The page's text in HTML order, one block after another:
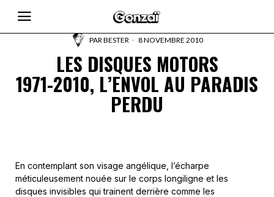
PARBESTER 8 NOVEMBRE 2010
LES DISQUES MOTORS
1971-2010, L’ENVOL AU PARADIS
PERDU
En contemplant son visage angélique, l’écharpe
méticuleusement nouée sur le corps longiligne et les
disques invisibles qui trainent derrière comme les